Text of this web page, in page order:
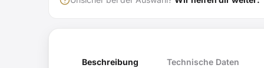
Beschreibung Technische Daten